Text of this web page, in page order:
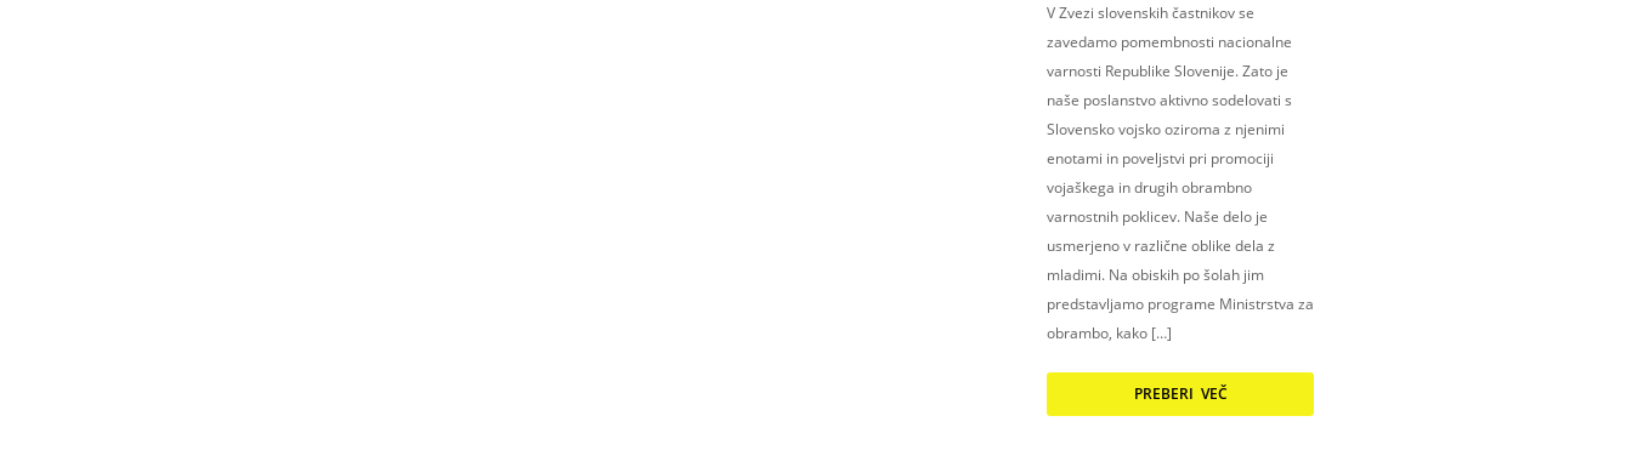
V Zvezi slovenskih častnikov se
zavedamo pomembnosti nacionalne
varnosti Republike Slovenije. Zato je
naše poslanstvo aktivno sodelovati s
Slovensko vojsko oziroma z njenimi
enotami in poveljstvi pri promociji
vojaškega in drugih obrambno
varnostnih poklicev. Naše delo je
usmerjeno v različne oblike dela z
mladimi. Na obiskih po šolah jim
predstavljamo programe Ministrstva za
obrambo, kako […]
PREBERI VEČ